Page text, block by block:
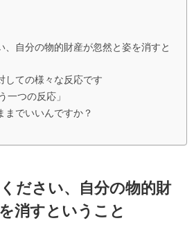
、自分の物的財産が忽然と姿を消すと
しての様々な反応です
一つの反応」
までいいんですか？
ださい、自分の物的財
消すということ